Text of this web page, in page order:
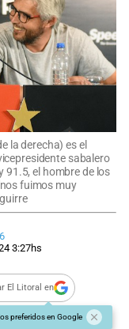
la derecha) es el
sabalero
91.5, el hombre de los
fuimos muy
3:27hs
El Litoral en
preferidos en Google